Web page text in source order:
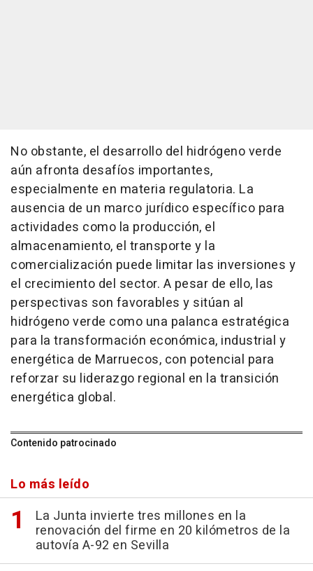
No obstante, el desarrollo del hidrógeno verde
aún afronta desafíos importantes,
especialmente en materia regulatoria. La
ausencia de un marco jurídico específico para
actividades como la producción, el
almacenamiento, el transporte y la
comercialización puede limitar las inversiones y
el crecimiento del sector. A pesar de ello, las
perspectivas son favorables y sitúan al
hidrógeno verde como una palanca estratégica
para la transformación económica, industrial y
energética de Marruecos, con potencial para
reforzar su liderazgo regional en la transición
energética global.
Contenido patrocinado
Lo más leído
La Junta invierte tres millones en la
renovación del firme en 20 kilómetros de la
autovía A-92 en Sevilla